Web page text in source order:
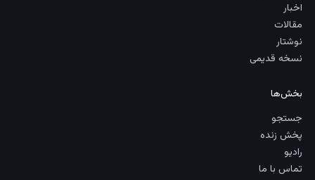
اخبار
مقالات
نوشتار
نسخه قدیمی
بخش‌ها
جستجو
پخش زنده
رادیو
تماس با ما